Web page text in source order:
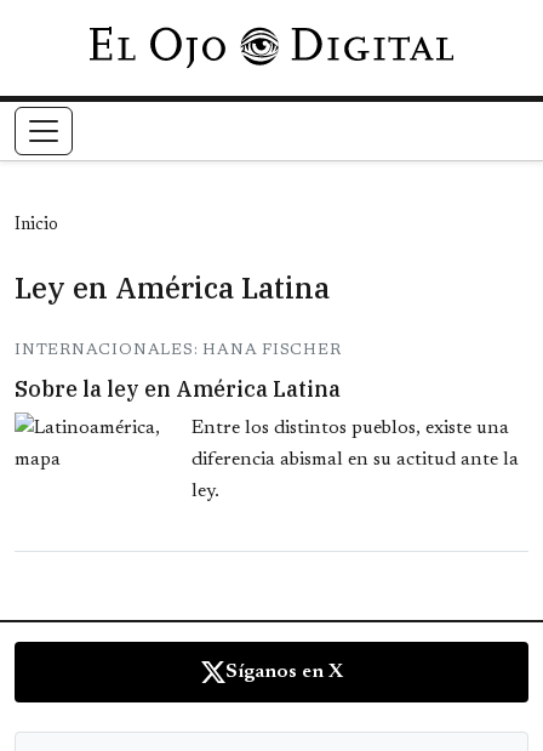
Pasar al contenido principal
Inicio
Ley en América Latina
INTERNACIONALES: HANA FISCHER
Sobre la ley en América Latina
Entre los distintos pueblos, existe una
diferencia abismal en su actitud ante la
ley.
Síganos en X